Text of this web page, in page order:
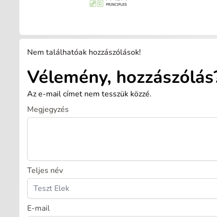
Nem találhatóak hozzászólások!
Vélemény,
Az e-mail címet nem tesszük közzé.
Megjegyzés
Teljes név
E-mail